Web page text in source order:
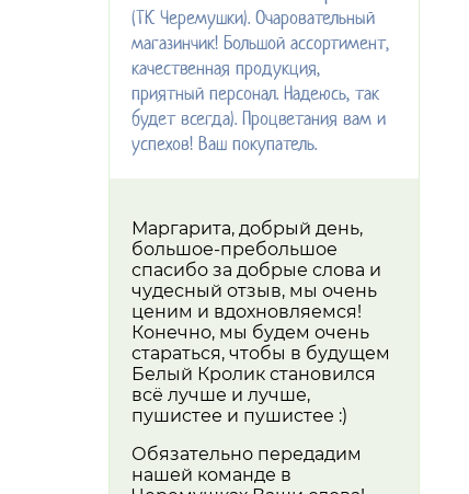
(ТК Черемушки). Очаровательный
магазинчик! Большой ассортимент,
качественная продукция,
приятный персонал. Надеюсь, так
будет всегда). Процветания вам и
успехов! Ваш покупатель.
Маргарита, добрый день,
большое-пребольшое
спасибо за добрые слова и
чудесный отзыв, мы очень
ценим и вдохновляемся!
Конечно, мы будем очень
стараться, чтобы в будущем
Белый Кролик становился
всё лучше и лучше,
пушистее и пушистее :)
Обязательно передадим
нашей команде в